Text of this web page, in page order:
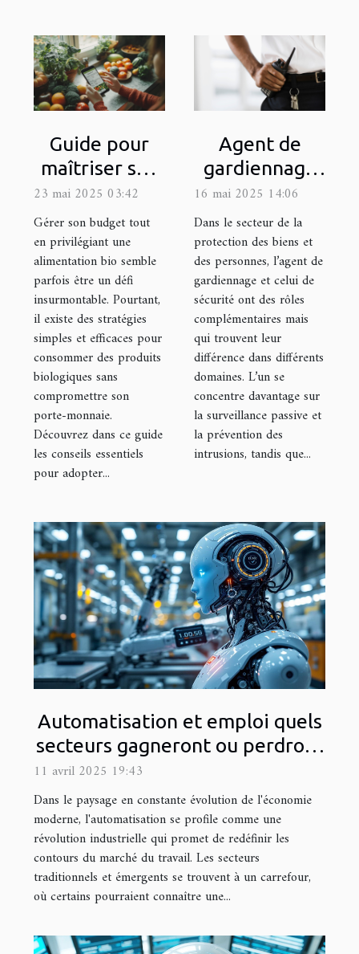
Guide pour
maîtriser son
budget tout
en
consommant
des produits
bio
23 mai 2025 03:42
Gérer son budget tout
en privilégiant une
alimentation bio semble
parfois être un défi
insurmontable. Pourtant,
il existe des stratégies
simples et efficaces pour
consommer des produits
biologiques sans
compromettre son
porte-monnaie.
Découvrez dans ce guide
les conseils essentiels
pour adopter...
Agent de
gardiennage
et agent de
sécurité :
quelle
différence ?
16 mai 2025 14:06
Dans le secteur de la
protection des biens et
des personnes, l’agent de
gardiennage et celui de
sécurité ont des rôles
complémentaires mais
qui trouvent leur
différence dans différents
domaines. L’un se
concentre davantage sur
la surveillance passive et
la prévention des
intrusions, tandis que...
Automatisation et emploi quels
secteurs gagneront ou perdront
dans l'économie de demain
11 avril 2025 19:43
Dans le paysage en constante évolution de l'économie
moderne, l'automatisation se profile comme une
révolution industrielle qui promet de redéfinir les
contours du marché du travail. Les secteurs
traditionnels et émergents se trouvent à un carrefour,
où certains pourraient connaître une...